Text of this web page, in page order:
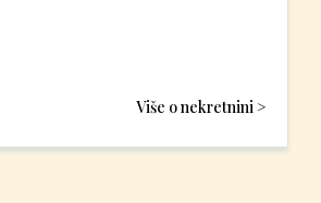
Više o nekretnini >